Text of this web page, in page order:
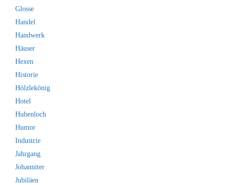
Glosse
Handel
Handwerk
Häuser
Hexen
Historie
Hölzlekönig
Hotel
Hubenloch
Humor
Industrie
Jahrgang
Johanniter
Jubiläen